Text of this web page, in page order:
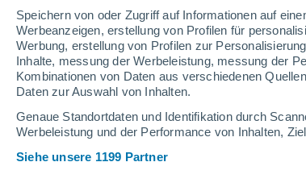
Speichern von oder Zugriff auf Informationen auf
Werbeanzeigen, erstellung von Profilen für
Werbung, erstellung von Profilen zur
Inhalte, messung der Werbeleistung, messung der
Kombinationen von Daten aus verschiedenen
Daten zur Auswahl von Inhalten.
Genaue Standortdaten und Identifikation durch
Werbeleistung und der Performance von Inhalten,
Siehe unsere 1199 Partner
Nach heftigen Regenfällen verwandelten
was ihnen in den Weg kam.
Video